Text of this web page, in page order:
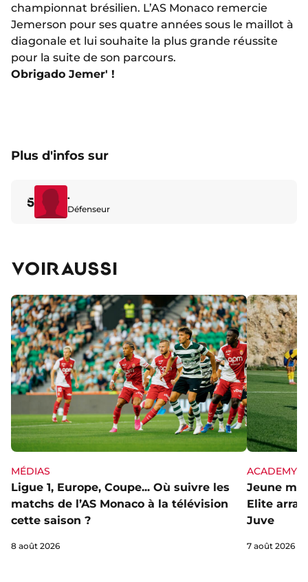
championnat brésilien. L’AS Monaco remercie
Jemerson pour ses quatre années sous le maillot à
diagonale et lui souhaite la plus grande réussite
pour la suite de son parcours.
Obrigado Jemer' !
Plus d'infos sur
5 .
Défenseur
VOIR AUSSI
MÉDIAS
Ligue 1, Europe, Coupe... Où suivre les
matchs de l’AS Monaco à la télévision
cette saison ?
8 août 2026
ACADEMY
Jeune
Elite
Juve
7 août 2026